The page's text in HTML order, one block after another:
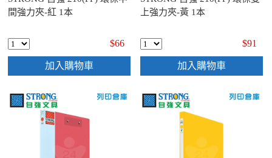
間強力夾-紅 1本
$66
加入購物車
上強力夾-黃 1本
$91
加入購物車